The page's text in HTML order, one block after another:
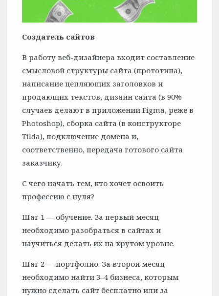
Создатель сайтов
В работу веб-дизайнера входит составление
смысловой структуры сайта (прототипа),
написание цепляющих заголовков и
продающих текстов, дизайн сайта (в 90%
случаев делают в приложении Figma, реже в
Photoshop), сборка сайта (в конструкторе
Tilda), подключение домена и,
соответственно, передача готового сайта
заказчику.
С чего начать тем, кто хочет освоить
профессию с нуля?
Шаг 1 — обучение. За первый месяц
необходимо разобраться в сайтах и
научиться делать их на крутом уровне.
Шаг 2 — портфолио. За второй месяц
необходимо найти 3–4 бизнеса, которым
нужно сделать сайт бесплатно или за